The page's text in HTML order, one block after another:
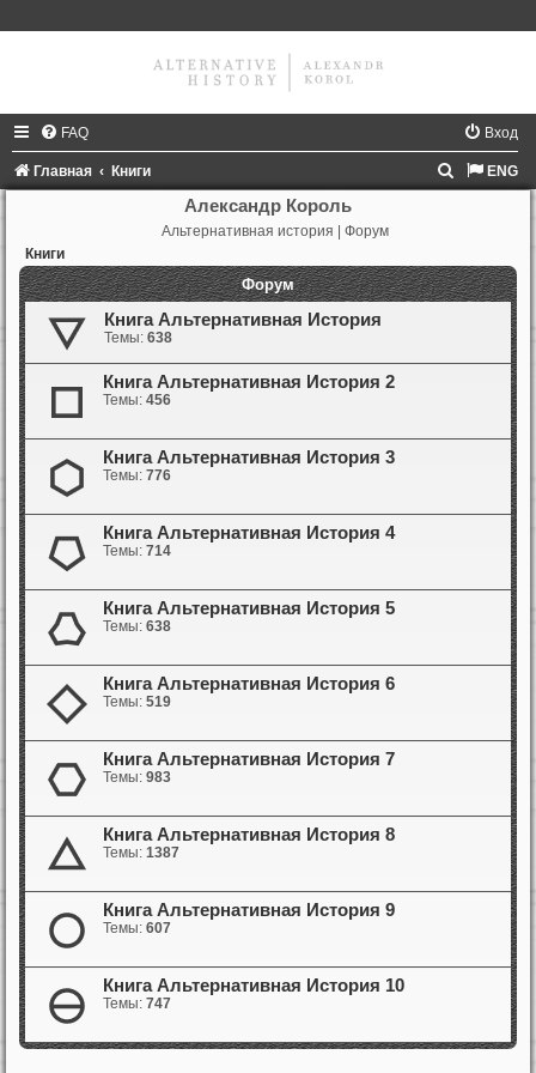
FAQ Вход
Главная Книги ENG
с
к
Александр Король
Альтернативная история | Форум
Книги
Форум
Книга Альтернативная История
Темы: 638
Книга Альтернативная История 2
Темы: 456
Книга Альтернативная История 3
Темы: 776
Книга Альтернативная История 4
Темы: 714
Книга Альтернативная История 5
Темы: 638
Книга Альтернативная История 6
Темы: 519
Книга Альтернативная История 7
Темы: 983
Книга Альтернативная История 8
Темы: 1387
Книга Альтернативная История 9
Темы: 607
Книга Альтернативная История 10
Темы: 747